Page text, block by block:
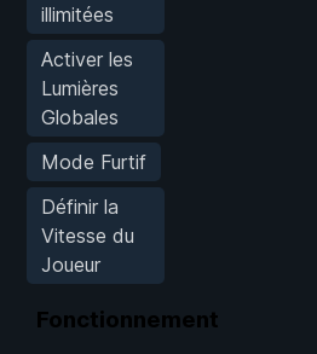
illimitées
Activer les
Lumières
Globales
Mode Furtif
Définir la
Vitesse du
Joueur
Fonctionnement